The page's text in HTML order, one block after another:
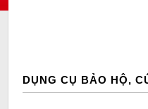
DỤNG CỤ BẢO HỘ,